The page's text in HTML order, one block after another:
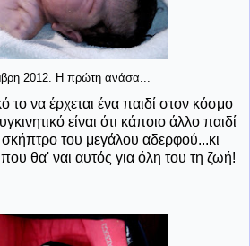
2012. Η πρώτη ανάσα...
το να έρχεται ένα παιδί στον κόσμο
είναι ότι κάποιο άλλο παιδί
σκήπτρο του μεγάλου αδερφού...κι
θα' ναι αυτός για όλη του τη ζωή!